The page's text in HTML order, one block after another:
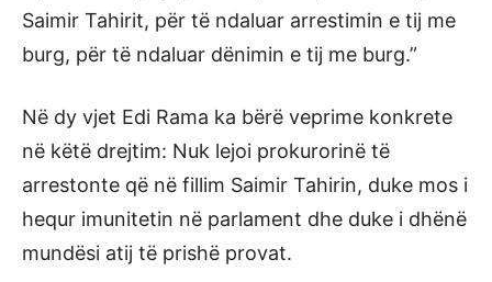
Saimir Tahirit, për të ndaluar arrestimin e tij me
burg, për të ndaluar dënimin e tij me burg.”
Në dy vjet Edi Rama ka bërë veprime konkrete
në këtë drejtim: Nuk lejoi prokurorinë të
arrestonte që në fillim Saimir Tahirin, duke mos i
hequr imunitetin në parlament dhe duke i dhënë
mundësi atij të prishë provat.